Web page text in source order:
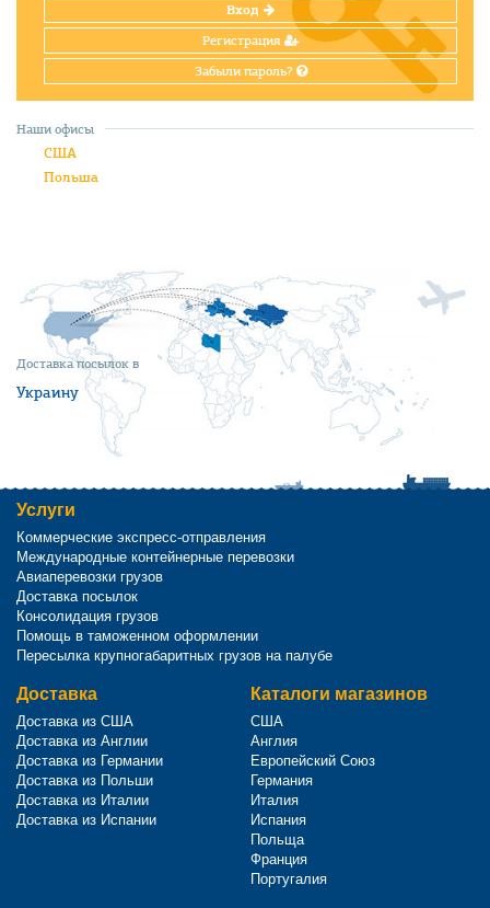
Вход
Регистрация
Забыли пароль?
Доставка посылок в
Украину
Наши офисы
США
Польша
Услуги
Коммерческие экспресс-отправления
Международные контейнерные перевозки
Авиаперевозки грузов
Доставка посылок
Консолидация грузов
Помощь в таможенном оформлении
Пересылка крупногабаритных грузов на палубе
Доставка
Доставка из США
Доставка из Англии
Доставка из Германии
Доставка из Польши
Доставка из Италии
Доставка из Испании
Каталоги магазинов
США
Англия
Европейский Союз
Германия
Италия
Испания
Польща
Франция
Португалия